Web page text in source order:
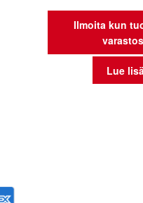
Ilmoita kun
Lue